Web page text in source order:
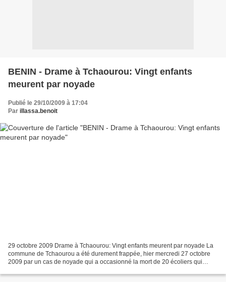
BENIN - Drame à Tchaourou: Vingt enfants
meurent par noyade
Publié le 29/10/2009 à 17:04
Par illassa.benoit
29 octobre 2009 Drame à Tchaourou: Vingt enfants meurent par noyade La
commune de Tchaourou a été durement frappée, hier mercredi 27 octobre
2009 par un cas de noyade qui a occasionné la mort de 20 écoliers qui